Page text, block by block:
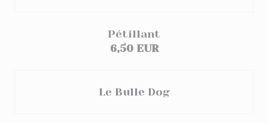
Pétillant
6,50 EUR
Le Bulle Dog